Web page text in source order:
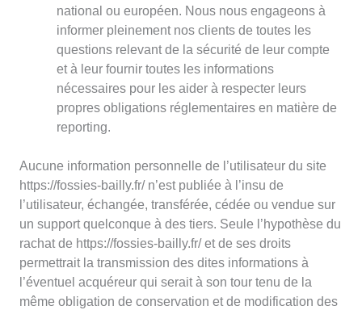
national ou européen. Nous nous engageons à
informer pleinement nos clients de toutes les
questions relevant de la sécurité de leur compte
et à leur fournir toutes les informations
nécessaires pour les aider à respecter leurs
propres obligations réglementaires en matière de
reporting.
Aucune information personnelle de l’utilisateur du site
https://fossies-bailly.fr/ n’est publiée à l’insu de
l’utilisateur, échangée, transférée, cédée ou vendue sur
un support quelconque à des tiers. Seule l’hypothèse du
rachat de https://fossies-bailly.fr/ et de ses droits
permettrait la transmission des dites informations à
l’éventuel acquéreur qui serait à son tour tenu de la
même obligation de conservation et de modification des